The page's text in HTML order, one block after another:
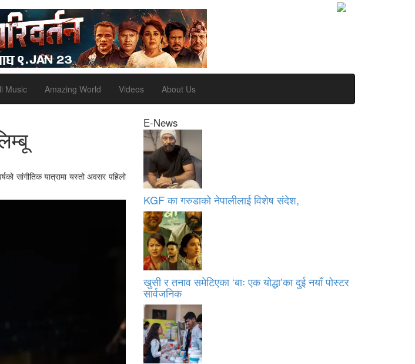
Music Amazing World Videos About Us
सांगीतिक यात्रामा यस्तो अवसर पहिलो
E-News
KGF का गरुडाको नेपालीलाई विशेष संदेश,
खुसी र तनाव समेटिएका ‘बाः एक योद्धा’का दुई नयाँ पोस्टर
सार्वजनिक